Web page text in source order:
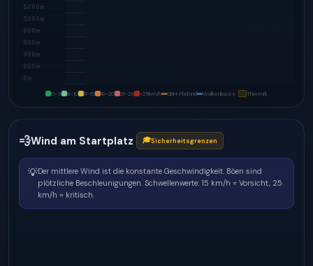
1200m
1000m
800m
600m
400m
200m
0m
0–5 6–10 11–15 16–20 21–25 >25km/h GBH-Plafond Wolkenbasis Thermik
💨Wind am Startplatz 🎓Sicherheitsgrenzen
💡Der mittlere Wind ist die konstante Geschwindigkeit. Böen sind
plötzliche Beschleunigungen. Schwellenwerte: 15 km/h = Vorsicht, 25
km/h = kritisch.